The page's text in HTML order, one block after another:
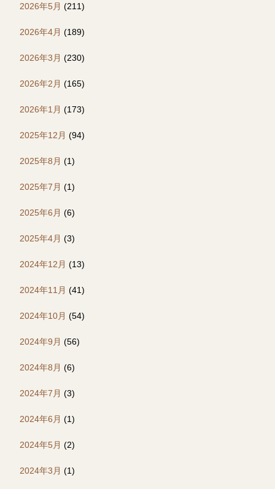
2026年5月 (211)
2026年4月 (189)
2026年3月 (230)
2026年2月 (165)
2026年1月 (173)
2025年12月 (94)
2025年8月 (1)
2025年7月 (1)
2025年6月 (6)
2025年4月 (3)
2024年12月 (13)
2024年11月 (41)
2024年10月 (54)
2024年9月 (56)
2024年8月 (6)
2024年7月 (3)
2024年6月 (1)
2024年5月 (2)
2024年3月 (1)